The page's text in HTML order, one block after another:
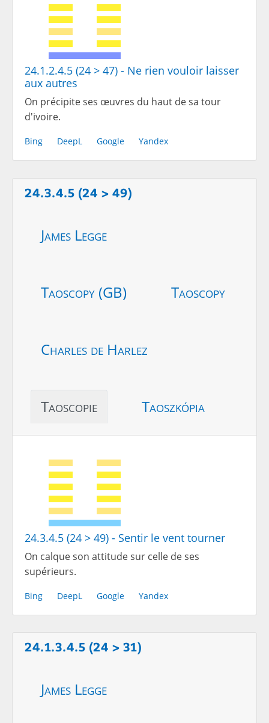
24.1.2.4.5 (24 > 47) - Ne rien vouloir laisser
aux autres
On précipite ses œuvres du haut de sa tour
d'ivoire.
Bing DeepL Google Yandex
24.3.4.5 (24 > 49)
James Legge
Taoscopy (GB) Taoscopy
Charles de Harlez
Taoscopie Taoszkópia
24.3.4.5 (24 > 49) - Sentir le vent tourner
On calque son attitude sur celle de ses
supérieurs.
Bing DeepL Google Yandex
24.1.3.4.5 (24 > 31)
James Legge